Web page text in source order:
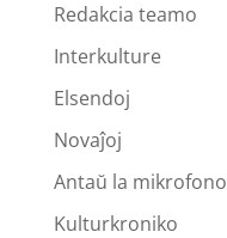
Redakcia teamo
Interkulture
Elsendoj
Novaĵoj
Antaŭ la mikrofono
Kulturkroniko